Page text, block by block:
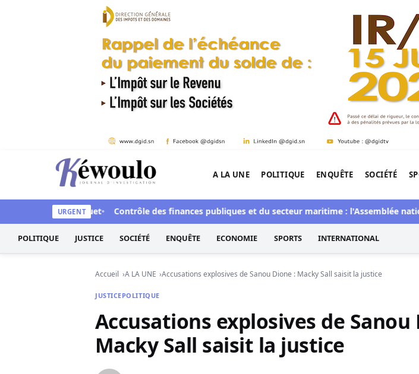
Aller au contenu
Kéwoulo, le premier site d'information et d'investigation de l'Afrique.
A LA UNE POLITIQUE ENQUÊTE SOCIÉTÉ
URGENT
le parquet Contrôle des finances publiques et du secteur maritime : l'Assemblée nationale
POLITIQUE JUSTICE SOCIÉTÉ ENQUÊTE ECONOMIE SPORTS INTERNATIONAL
Accueil A LA UNE Accusations explosives de Sanou Dione : Macky Sall saisit la justice
JUSTICEPOLITIQUE
Accusations explosives de Sanou
Macky Sall saisit la justice